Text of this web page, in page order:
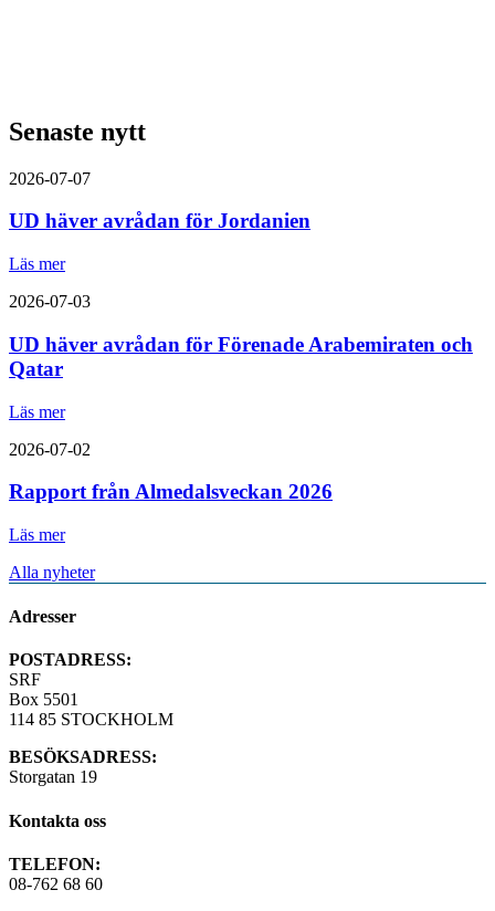
Senaste nytt
2026-07-07
UD häver avrådan för Jordanien
Läs mer
2026-07-03
UD häver avrådan för Förenade Arabemiraten och
Qatar
Läs mer
2026-07-02
Rapport från Almedalsveckan 2026
Läs mer
Alla nyheter
Adresser
POSTADRESS:
SRF
Box 5501
114 85 STOCKHOLM
BESÖKSADRESS:
Storgatan 19
Kontakta oss
TELEFON:
08-762 68 60